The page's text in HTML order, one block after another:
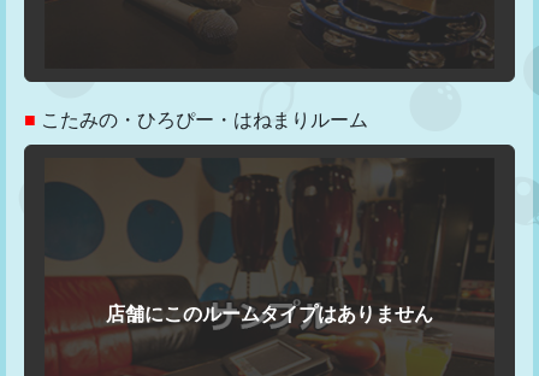
■ こたみの・ひろぴー・はねまりルーム